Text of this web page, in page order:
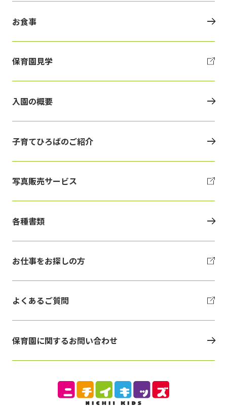
お食事
保育園見学
入園の概要
子育てひろばのご紹介
写真販売サービス
各種書類
お仕事をお探しの方
よくあるご質問
保育園に関するお問い合わせ